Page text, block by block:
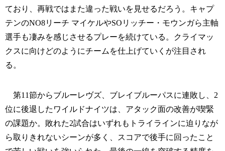
ており、再戦ではまた違った戦いを見せるだろう。キャプ
テンのNO8リーチ マイケルやSOリッチー・モウンガら主軸
選手も凄みを感じさせるプレーを続けている。クライマッ
クスに向けどのようにチームを仕上げていくが注目され
る。
第11節からブルーレヴズ、ブレイブルーパスに連敗し、2
位に後退したワイルドナイツは、アタック面の改善が喫緊
の課題か。敗れた2試合はいずれもトライラインに迫りなが
ら取りきれないシーンが多く、スコアで後手に回ったこと